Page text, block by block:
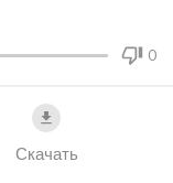
0
Скачать